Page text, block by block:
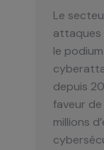
Le
attaques
le
depuis
faveur
millions